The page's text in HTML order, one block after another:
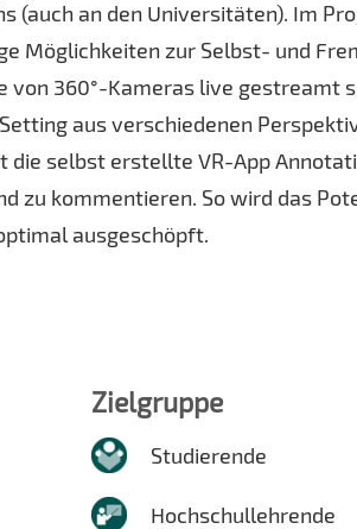
(auch an den Universitäten). Im
Möglichkeiten zur Selbst- und
360°-Kameras live gestreamt
aus verschiedenen
selbst erstellte VR-App
kommentieren. So wird das
ausgeschöpft.
Zielgruppe
Studierende
Hochschullehrende